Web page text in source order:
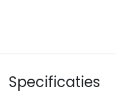
Specificaties